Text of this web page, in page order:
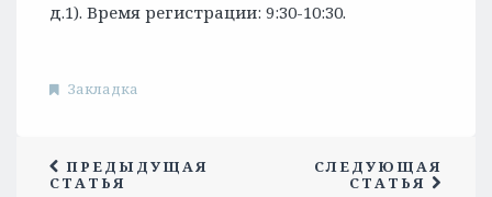
д.1). Время регистрации: 9:30-10:30.
Закладка
ПРЕДЫДУЩАЯ
СТАТЬЯ
СЛЕДУЮЩАЯ
СТАТЬЯ